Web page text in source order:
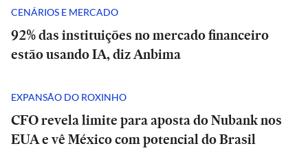
CENÁRIOS E MERCADO
92% das instituições no mercado financeiro
estão usando IA, diz Anbima
EXPANSÃO DO ROXINHO
CFO revela limite para aposta do Nubank nos
EUA e vê México com potencial do Brasil